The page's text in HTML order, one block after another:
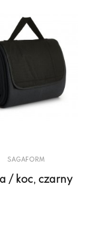
SAGAFORM
/ koc, czarny